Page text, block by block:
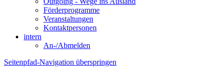
Förderprogramme
Veranstaltungen
Kontaktpersonen
intern
An-/Abmelden
Seitenpfad-Navigation überspringen